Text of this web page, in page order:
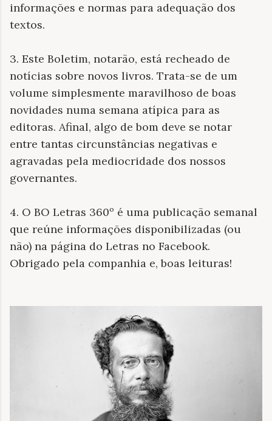
informações e normas para adequação dos
textos.
3. Este Boletim, notarão, está recheado de
notícias sobre novos livros. Trata-se de um
volume simplesmente maravilhoso de boas
novidades numa semana atípica para as
editoras. Afinal, algo de bom deve se notar
entre tantas circunstâncias negativas e
agravadas pela mediocridade dos nossos
governantes.
4. O BO Letras 360º é uma publicação semanal
que reúne informações disponibilizadas (ou
não) na página do Letras no Facebook.
Obrigado pela companhia e, boas leituras!